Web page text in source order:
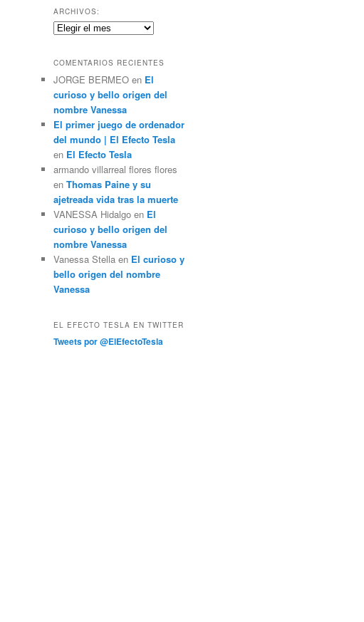
c
a
r
ARCHIVOS:
Archivos:
COMENTARIOS RECIENTES
JORGE BERMEO en El
curioso y bello origen del
nombre Vanessa
El primer juego de ordenador
del mundo | El Efecto Tesla
en El Efecto Tesla
armando villarreal flores flores
en Thomas Paine y su
ajetreada vida tras la muerte
VANESSA Hidalgo en El
curioso y bello origen del
nombre Vanessa
Vanessa Stella en El curioso y
bello origen del nombre
Vanessa
EL EFECTO TESLA EN TWITTER
Tweets por @ElEfectoTesla